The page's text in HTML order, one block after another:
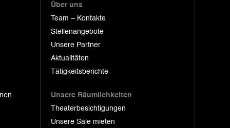
Über uns
Team – Kontakte
Stellenangebote
Unsere Partner
Aktualitäten
Tätigkeitsberichte
Unsere Räumlichkeiten
Theaterbesichtigungen
Unsere Säle mieten